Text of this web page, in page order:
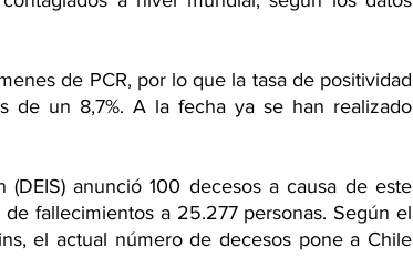
de PCR, por lo que la tasa de positividad
de un 8,7%. A la fecha ya se han realizado
anunció 100 decesos a causa de este
fallecimientos a 25.277 personas. Según el
el actual número de decesos pone a Chile